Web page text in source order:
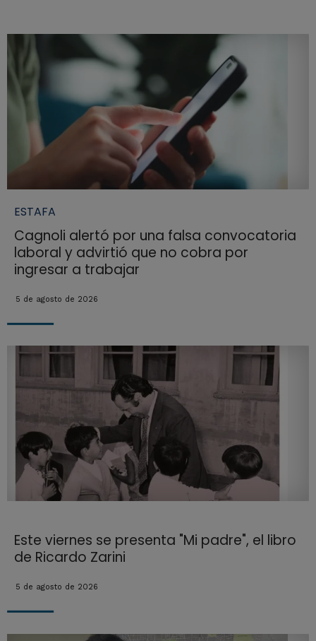
ESTAFA
Cagnoli alertó por una falsa convocatoria
laboral y advirtió que no cobra por
ingresar a trabajar
5 de agosto de 2026
Este viernes se presenta "Mi padre", el libro
de Ricardo Zarini
5 de agosto de 2026